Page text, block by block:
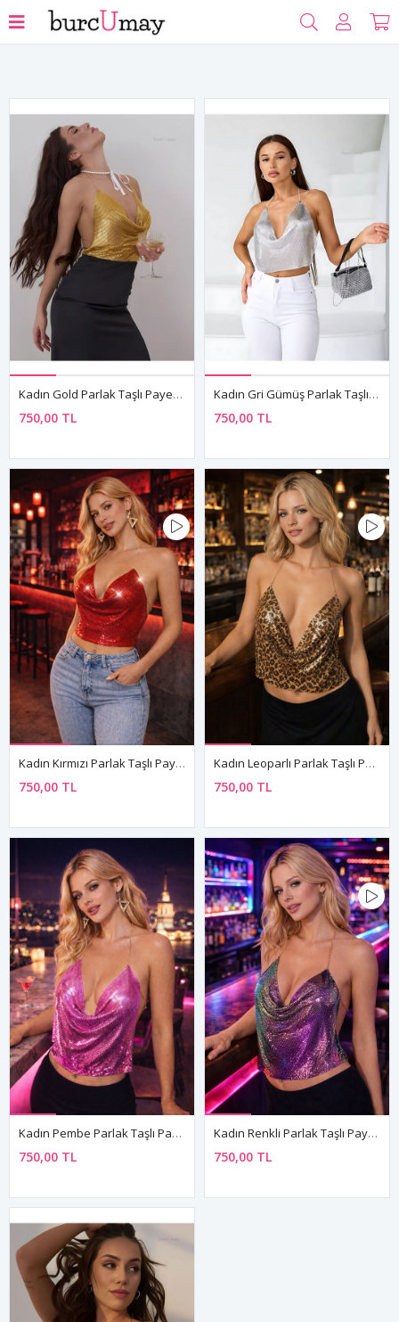
Filtrele
Kadın Gold Parlak Taşlı Payetli Mini Crop Kayık Yaka Seksi Zincirli Bluz Zırh Büstiyer
750,00 TL
Kadın Gri Gümüş Parlak Taşlı Payetli Mini Crop Kayık Yaka Seksi Zincirli Bluz Zırh Büstiyer
750,00 TL
Kadın Kırmızı Parlak Taşlı Payetli Mini Crop Kayık Yaka Seksi Zincirli Bluz Zırh Büstiyer
750,00 TL
Kadın Leoparlı Parlak Taşlı Payetli Mini Crop Kayık Yaka Seksi Zincirli Bluz Zırh Büstiyer
750,00 TL
Kadın Pembe Parlak Taşlı Payetli Mini Crop Kayık Yaka Seksi Zincirli Bluz Zırh Büstiyer
750,00 TL
Kadın Renkli Parlak Taşlı Payetli Mini Crop Kayık Yaka Seksi Zincirli Bluz Zırh Büstiyer
750,00 TL